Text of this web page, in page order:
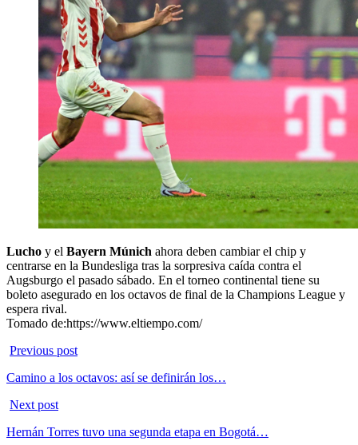
Lucho y el Bayern Múnich ahora deben cambiar el chip y
centrarse en la Bundesliga tras la sorpresiva caída contra el
Augsburgo el pasado sábado. En el torneo continental tiene su
boleto asegurado en los octavos de final de la Champions League y
espera rival.
Tomado de:https://www.eltiempo.com/
Previous post
Camino a los octavos: así se definirán los…
Next post
Hernán Torres tuvo una segunda etapa en Bogotá…